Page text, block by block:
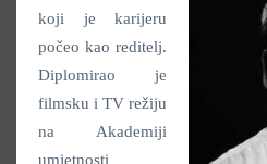
koji je karijeru
počeo kao reditelj.
Diplomirao je
filmsku i TV režiju
na Akademiji
umjetnosti